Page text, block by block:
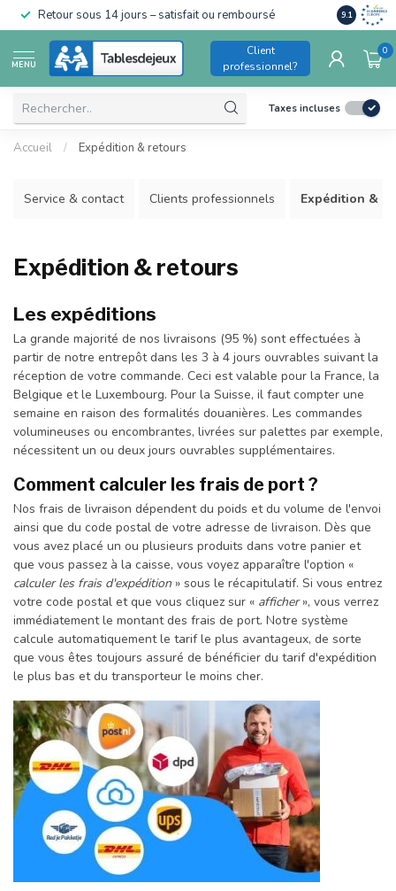
Retour sous 14 jours – satisfait ou remboursé Conforme
pour
9.1
MENU
Client
professionnel?
0
Taxes incluses
Accueil / Expédition & retours
Service & contact Clients professionnels Expédition &
Expédition & retours
Les expéditions
La grande majorité de nos livraisons (95 %) sont effectuées à
partir de notre entrepôt dans les 3 à 4 jours ouvrables suivant la
réception de votre commande. Ceci est valable pour la France, la
Belgique et le Luxembourg. Pour la Suisse, il faut compter une
semaine en raison des formalités douanières. Les commandes
volumineuses ou encombrantes, livrées sur palettes par exemple,
nécessitent un ou deux jours ouvrables supplémentaires.
Comment calculer les frais de port ?
Nos frais de livraison dépendent du poids et du volume de l'envoi
ainsi que du code postal de votre adresse de livraison. Dès que
vous avez placé un ou plusieurs produits dans votre panier et
que vous passez à la caisse, vous voyez apparaître l'option «
calculer les frais d'expédition » sous le récapitulatif. Si vous entrez
votre code postal et que vous cliquez sur « afficher», vous verrez
immédiatement le montant des frais de port. Notre système
calcule automatiquement le tarif le plus avantageux, de sorte
que vous êtes toujours assuré de bénéficier du tarif d'expédition
le plus bas et du transporteur le moins cher.